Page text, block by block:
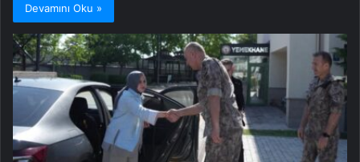
Devamını Oku »